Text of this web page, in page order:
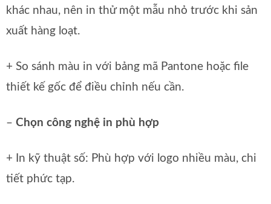
khác nhau, nên in thử một mẫu nhỏ trước khi sản
xuất hàng loạt.
+ So sánh màu in với bảng mã Pantone hoặc file
thiết kế gốc để điều chỉnh nếu cần.
– Chọn công nghệ in phù hợp
+ In kỹ thuật số: Phù hợp với logo nhiều màu, chi
tiết phức tạp.